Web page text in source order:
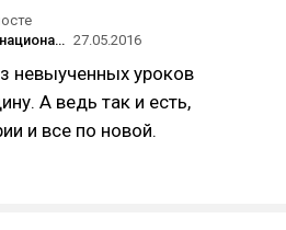
В России создадут национальную криптовалюту 27.05.2016
невыученных уроков
А ведь так и есть,
и все по новой.